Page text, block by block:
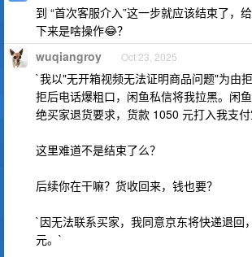
到 “首次客服介入”这一步就应该结束了，
下来是啥操作😂？
wuqiangroy Oct 23, 2025
`我以"无开箱视频无法证明商品问题"为由
拒后电话爆粗口，闲鱼私信将我拉黑。闲
绝买家退货要求，货款 1050 元打入我支
这里难道不是结束了么？
后续你在干嘛？货收回来，钱也要？
`因无法联系买家，我同意京东将快递退回
元。`